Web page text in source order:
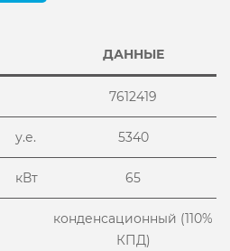
ДАННЫЕ
7612419
у.е. 5340
кВт 65
конденсационный (110%
КПД)